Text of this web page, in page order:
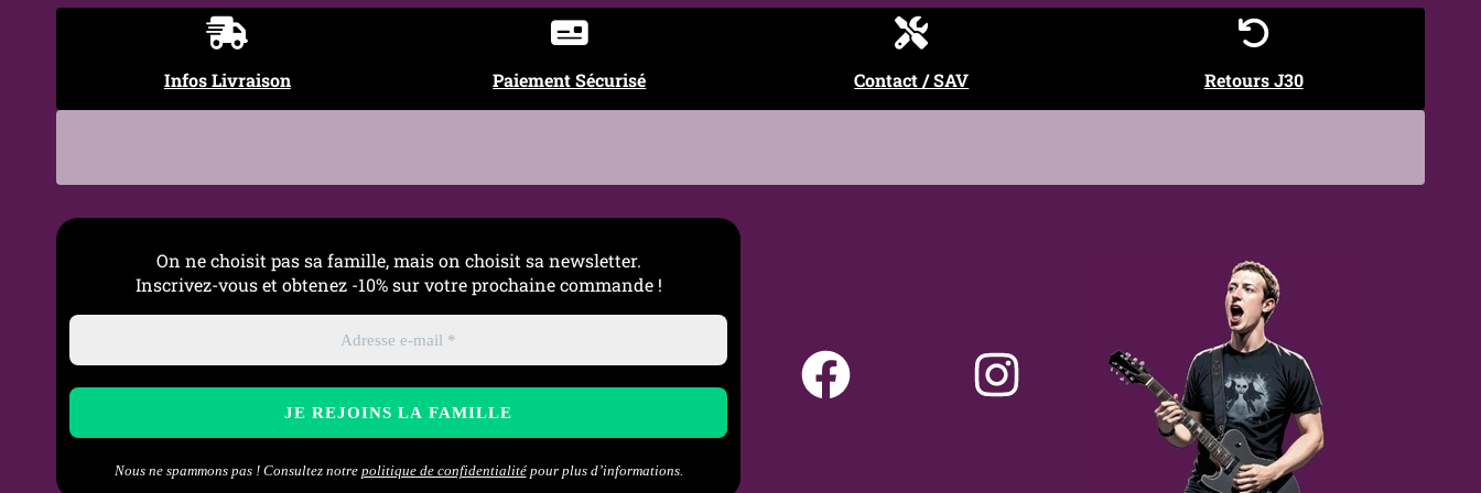
Infos Livraison Paiement Sécurisé Contact / SAV Retours J30
On ne choisit pas sa famille, mais on choisit sa newsletter.
Inscrivez-vous et obtenez -10% sur votre prochaine commande !
Nous ne spammons pas ! Consultez notre politique de confidentialitépour plus d’informations.